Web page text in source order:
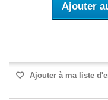
Ajouter
Ajouter à ma liste